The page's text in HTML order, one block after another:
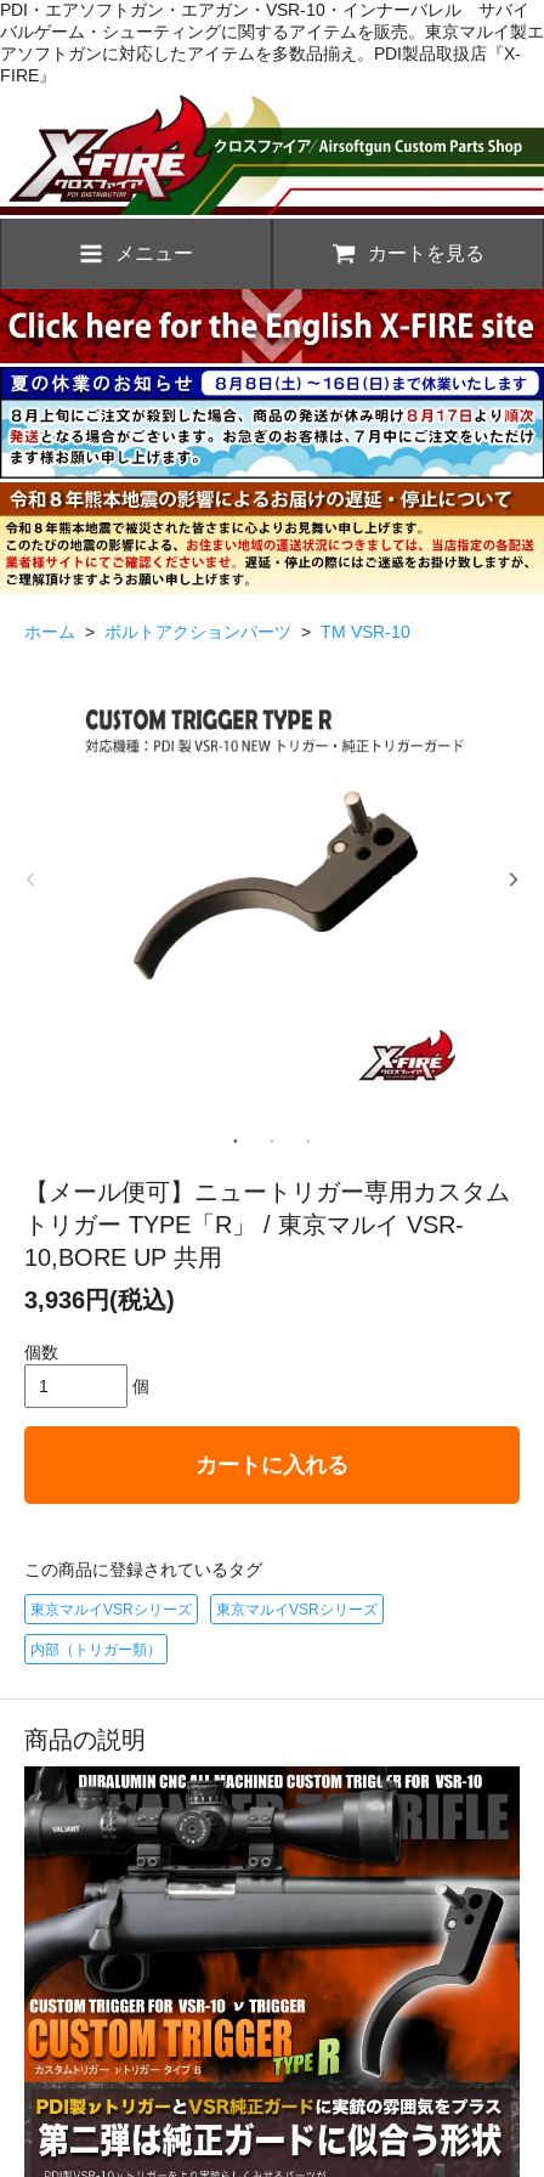
PDI・エアソフトガン・エアガン・VSR-10・インナーバレル サバイ
バルゲーム・シューティングに関するアイテムを販売。東京マルイ製エ
アソフトガンに対応したアイテムを多数品揃え。PDI製品取扱店『X-
FIRE』
メニュー カートを見る
ホーム > ボルトアクションパーツ > TM VSR-10
【メール便可】ニュートリガー専用カスタム
トリガー TYPE「R」 / 東京マルイ VSR-
10,BORE UP 共用
3,936円(税込)
個数
個
カートに入れる
この商品に登録されているタグ
東京マルイVSRシリーズ 東京マルイVSRシリーズ
内部（トリガー類）
商品の説明